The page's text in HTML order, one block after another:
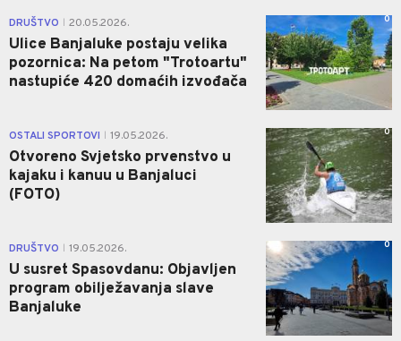
DRUŠTVO 20.05.2026.
Ulice Banjaluke postaju velika
pozornica: Na petom "Trotoartu"
nastupiće 420 domaćih izvođača
0
OSTALI SPORTOVI 19.05.2026.
Otvoreno Svjetsko prvenstvo u
kajaku i kanuu u Banjaluci
(FOTO)
0
DRUŠTVO 19.05.2026.
U susret Spasovdanu: Objavljen
program obilježavanja slave
Banjaluke
0